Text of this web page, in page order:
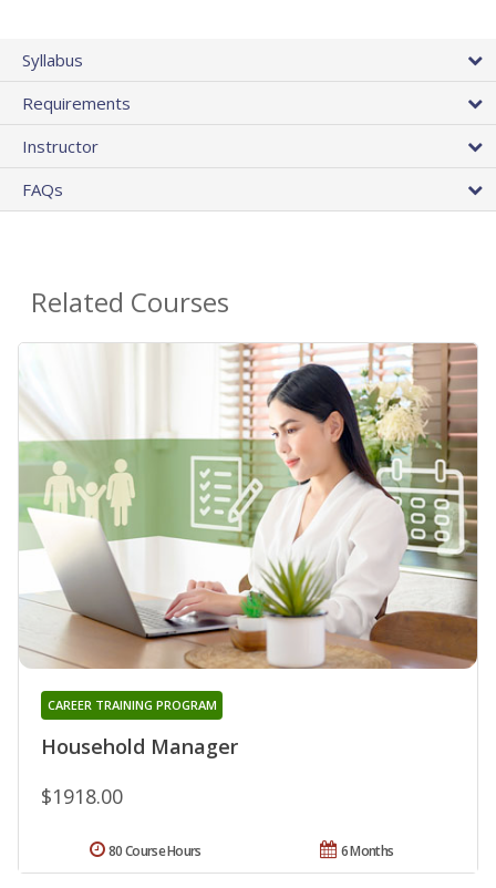
Syllabus
Requirements
Instructor
FAQs
Related Courses
Household Manager
CAREER TRAINING PROGRAM
$1918.00
6 Months
80 Course Hours